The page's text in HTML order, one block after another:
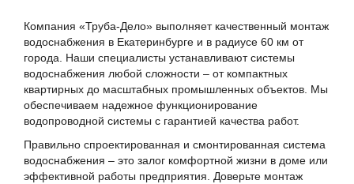
Компания «Труба-Дело» выполняет качественный монтаж
водоснабжения в Екатеринбурге и в радиусе 60 км от
города. Наши специалисты устанавливают системы
водоснабжения любой сложности – от компактных
квартирных до масштабных промышленных объектов. Мы
обеспечиваем надежное функционирование
водопроводной системы с гарантией качества работ.
Правильно спроектированная и смонтированная система
водоснабжения – это залог комфортной жизни в доме или
эффективной работы предприятия. Доверьте монтаж